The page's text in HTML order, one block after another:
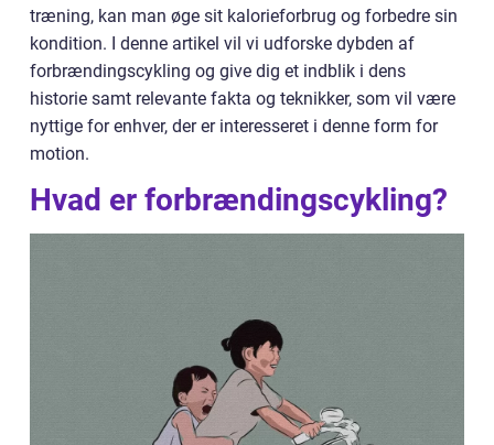
træning, kan man øge sit kalorieforbrug og forbedre sin
kondition. I denne artikel vil vi udforske dybden af
forbrændingscykling og give dig et indblik i dens
historie samt relevante fakta og teknikker, som vil være
nyttige for enhver, der er interesseret i denne form for
motion.
Hvad er forbrændingscykling?